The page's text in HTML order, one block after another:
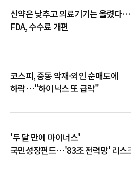
신약은 낮추고 의료기기는 올렸다…
FDA, 수수료 개편
코스피, 중동 악재·외인 순매도에
하락…"하이닉스 또 급락"
'두 달 만에 마이너스'
국민성장펀드…'83조 전력망' 리스